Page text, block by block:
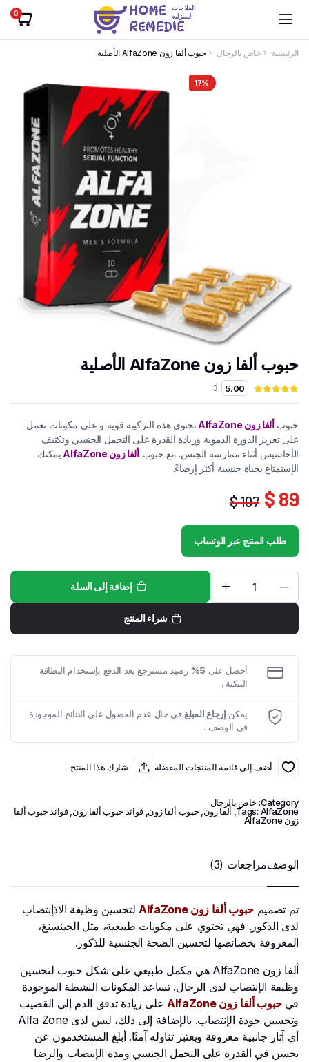
0
الرئيسية خاص بالرجال حبوب ألفا زون AlfaZone الأصلية
17%
حبوب ألفا زون AlfaZone الأصلية
5.00
3
حبوبألفا زون AlfaZone
تحتوي هذه التركيبة قوية و على مكونات تعمل
على تعزيز الدورة الدموية وزيادة القدرة على التحمل الجنسي وتكثيف
الأحاسيس أثناء ممارسة الجنس. مع حبوبألفا زون AlfaZone
يمكنك
الإستمتاع بحياة جنسية أكثر إرضاءً.
107 $
الأصلي
هو:
107 $.
89 $
الحالي
هو:
89 $.
طلب المنتج عبر الوتساب
حبوب
ألفا
زون
الأصلية
إضافة إلى السلة
شراء المنتج
أحصل على 5%
رصيد مسترجع بعد الدفع بإستخدام البطاقة
البنكية .
يمكن إرجاع المبلغ في حال عدم الحصول على النتائج الموجودة
في الوصف .
أضف إلى قائمة المنتجات المفضلة شارك هذا المنتج
Category: خاص بالرجال
Tags: AlfaZone ألفا زون حبوب ألفا زون فوائد حبوب ألفا زون ,فوائد حبوب ألفا
زون AlfaZone
الوصفمراجعات (3)
تم تصميمحبوب ألفا زون AlfaZone
لتحسين وظيفة الاذإنتصاب
لدى الذكور. فهي تحتوي على مكونات طبيعية، مثل الجينسنغ،
المعروفة بخصائصها لتحسين الصحة الجنسية للذكور.
ألفا زون AlfaZone هي مكمل طبيعي على شكل حبوب لتحسين
وظيفة الإنتصاب لدى الرجال. تساعد المكونات النشطة الموجودة
في حبوب ألفا زون AlfaZone
على زيادة تدفق الدم إلى القضيب
وتحسين جودة الإنتصاب. بالإضافة إلى ذلك، ليس لدى Alfa Zone
أي آثار جانبية معروفة ويعتبر تناوله آمنًا. أبلغ المستخدمون عن
تحسن في القدرة على التحمل الجنسي ومدة الإنتصاب والرضا